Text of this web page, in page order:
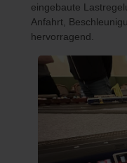
eingebaute
Anfahrt,
hervorragend.